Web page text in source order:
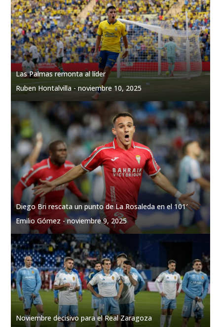
Las Palmas remonta al líder
Ruben Hontalvilla -noviembre 10, 2025
Diego Bri rescata un punto de La Rosaleda en el 101′
Emilio Gómez -noviembre 9, 2025
Noviembre decisivo para el Real Zaragoza